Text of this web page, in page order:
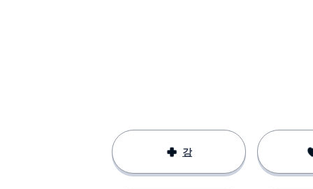
강